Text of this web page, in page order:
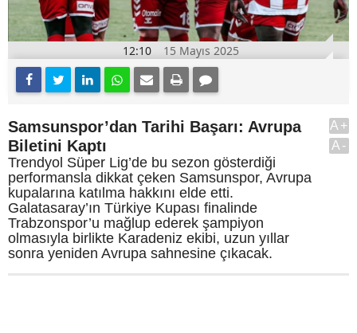
12:10 15 Mayıs 2025
Samsunspor’dan Tarihi Başarı: Avrupa
Biletini Kaptı
Trendyol Süper Lig’de bu sezon gösterdiği
performansla dikkat çeken Samsunspor, Avrupa
kupalarına katılma hakkını elde etti.
Galatasaray’ın Türkiye Kupası finalinde
Trabzonspor’u mağlup ederek şampiyon
olmasıyla birlikte Karadeniz ekibi, uzun yıllar
sonra yeniden Avrupa sahnesine çıkacak.
A+
A-